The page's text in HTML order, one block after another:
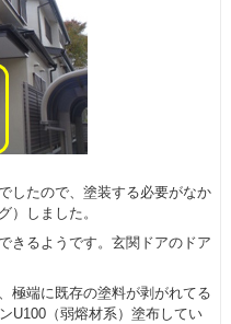
したので、塗装する必要がなか
）しました。
きるようです。玄関ドアのドア
極端に既存の塗料が剥がれてる
U100（弱熔材系）塗布してい